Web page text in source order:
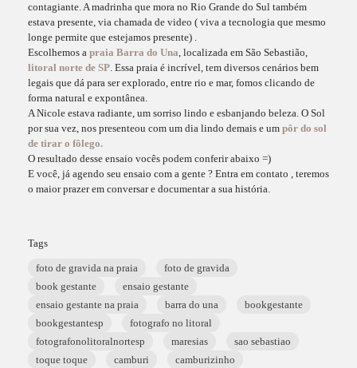
contagiante. A madrinha que mora no Rio Grande do Sul também
estava presente, via chamada de video ( viva a tecnologia que mesmo
longe permite que estejamos presente) .
Escolhemos a praia Barra do Una, localizada em São Sebastião,
litoral norte de SP. Essa praia é incrível, tem diversos cenários bem
legais que dá para ser explorado, entre rio e mar, fomos clicando de
forma natural e expontânea.
A Nicole estava radiante, um sorriso lindo e esbanjando beleza. O Sol
por sua vez, nos presenteou com um dia lindo demais e um pôr do sol
de tirar o fôlego.
O resultado desse ensaio vocês podem conferir abaixo =)
E você, já agendo seu ensaio com a gente ? Entra em contato , teremos
o maior prazer em conversar e documentar a sua história.
Tags
foto de gravida na praia
foto de gravida
book gestante
ensaio gestante
ensaio gestante na praia
barra do una
bookgestante
bookgestantesp
fotografo no litoral
fotografonolitoralnortesp
maresias
sao sebastiao
toque toque
camburi
camburizinho